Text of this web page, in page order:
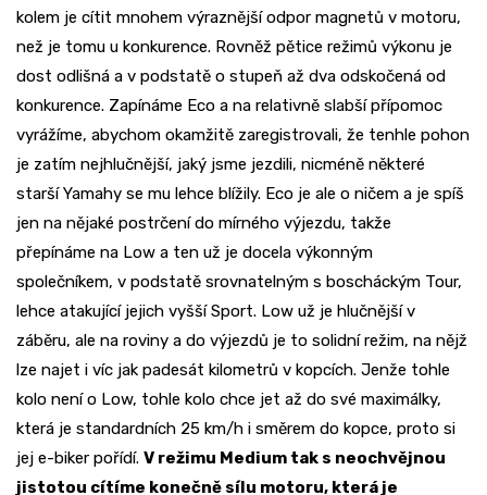
kolem je cítit mnohem výraznější odpor magnetů v motoru,
než je tomu u konkurence. Rovněž pětice režimů výkonu je
dost odlišná a v podstatě o stupeň až dva odskočená od
konkurence. Zapínáme Eco a na relativně slabší přípomoc
vyrážíme, abychom okamžitě zaregistrovali, že tenhle pohon
je zatím nejhlučnější, jaký jsme jezdili, nicméně některé
starší Yamahy se mu lehce blížily. Eco je ale o ničem a je spíš
jen na nějaké postrčení do mírného výjezdu, takže
přepínáme na Low a ten už je docela výkonným
společníkem, v podstatě srovnatelným s boscháckým Tour,
lehce atakující jejich vyšší Sport. Low už je hlučnější v
záběru, ale na roviny a do výjezdů je to solidní režim, na nějž
lze najet i víc jak padesát kilometrů v kopcích. Jenže tohle
kolo není o Low, tohle kolo chce jet až do své maximálky,
která je standardních 25 km/h i směrem do kopce, proto si
jej e-biker pořídí. V režimu Medium tak s neochvějnou
jistotou cítíme konečně sílu motoru, která je